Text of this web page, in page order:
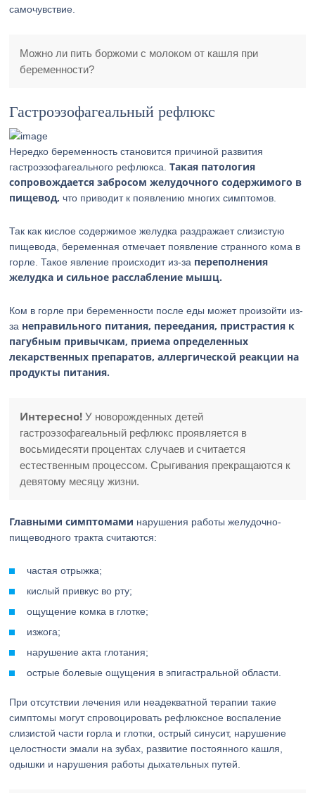
самочувствие.
Можно ли пить боржоми с молоком от кашля при
беременности?
Гастроэзофагеальный рефлюкс
Нередко беременность становится причиной развития
гастроэзофагеального рефлюкса.Такая патология
сопровождается забросом желудочного содержимого в
пищевод, что приводит к появлению многих симптомов.
Так как кислое содержимое желудка раздражает слизистую
пищевода, беременная отмечает появление странного кома в
горле. Такое явление происходит из-за переполнения
желудка и сильное расслабление мышц.
Ком в горле при беременности после еды может произойти из-
за неправильного питания, переедания, пристрастия к
пагубным привычкам, приема определенных
лекарственных препаратов, аллергической реакции на
продукты питания.
Интересно! У новорожденных детей
гастроэзофагеальный рефлюкс проявляется в
восьмидесяти процентах случаев и считается
естественным процессом. Срыгивания прекращаются к
девятому месяцу жизни.
Главными симптомами нарушения работы желудочно-
пищеводного тракта считаются:
частая отрыжка;
кислый привкус во рту;
ощущение комка в глотке;
изжога;
нарушение акта глотания;
острые болевые ощущения в эпигастральной области.
При отсутствии лечения или неадекватной терапии такие
симптомы могут спровоцировать рефлюксное воспаление
слизистой части горла и глотки, острый синусит, нарушение
целостности эмали на зубах, развитие постоянного кашля,
одышки и нарушения работы дыхательных путей.